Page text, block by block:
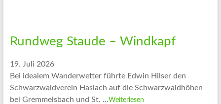
Rundweg Staude – Windkapf
19. Juli 2026
Bei idealem Wanderwetter führte Edwin Hilser den
Schwarzwaldverein Haslach auf die Schwarzwaldhöhen
bei Gremmelsbach und St. …Weiterlesen